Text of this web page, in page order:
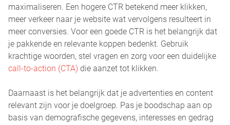
maximaliseren. Een hogere CTR betekend meer klikken,
meer verkeer naar je website wat vervolgens resulteert in
meer conversies. Voor een goede CTR is het belangrijk dat
je pakkende en relevante koppen bedenkt. Gebruik
krachtige woorden, stel vragen en zorg voor een duidelijke
call-to-action (CTA) die aanzet tot klikken.
Daarnaast is het belangrijk dat je advertenties en content
relevant zijn voor je doelgroep. Pas je boodschap aan op
basis van demografische gegevens, interesses en gedrag